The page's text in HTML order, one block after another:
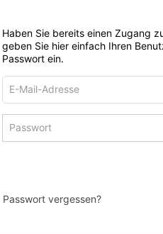
Haben Sie bereits einen Zugang
geben Sie hier einfach Ihren
Passwort ein.
Adresse
zum
Anmelden
Passwort vergessen?